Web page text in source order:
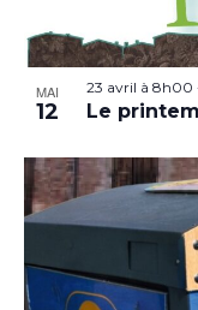
MAI
12
23 avril à 8h00
Le